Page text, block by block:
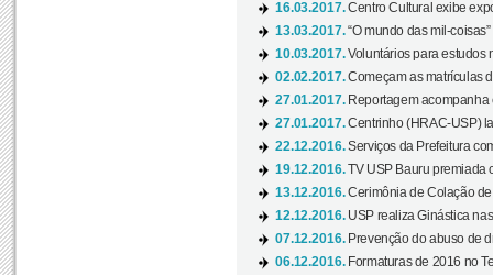
16.03.2017.Centro Cultural exibe
13.03.2017.“O mundo das mil-
10.03.2017.Voluntários para estudos
02.02.2017.Começam as matrículas
27.01.2017. Reportagem
27.01.2017.Centrinho (HRAC-USP)
22.12.2016.Serviços da Prefeitura
19.12.2016.TV USP Bauru premiada
13.12.2016.Cerimônia de Colação
12.12.2016. USP realiza Ginástica
07.12.2016. Prevenção do abuso de
06.12.2016. Formaturas de 2016 no